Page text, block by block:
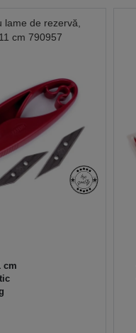
lame de rezervă,
cm 790957
cm